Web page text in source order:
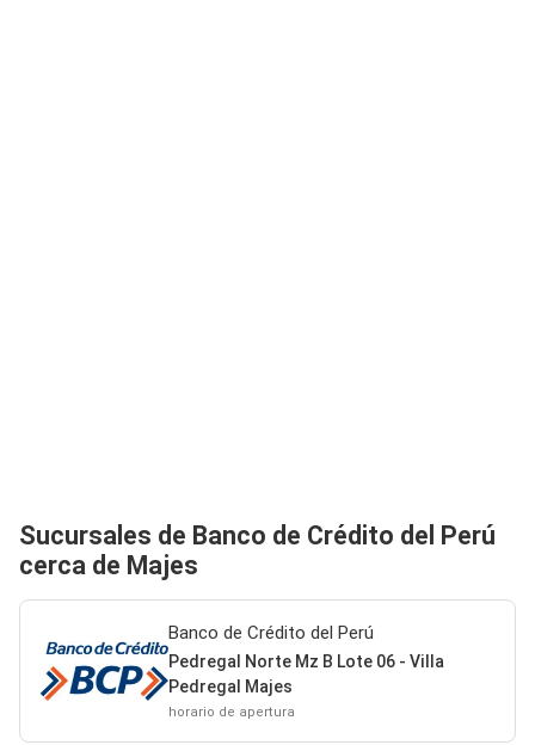
Sucursales de Banco de Crédito del Perú
cerca de Majes
Banco de Crédito del Perú
Pedregal Norte Mz B Lote 06 - Villa
Pedregal Majes
horario de apertura